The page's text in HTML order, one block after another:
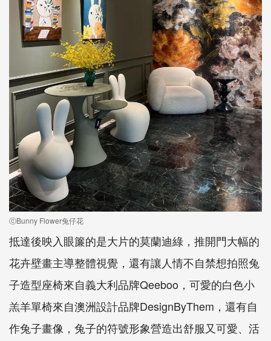
ⓒBunny Flower兔仔花
抵達後映入眼簾的是大片的莫蘭迪綠，推開門大幅的
花卉壁畫主導整體視覺，還有讓人情不自禁想拍照兔
子造型座椅來自義大利品牌Qeeboo，可愛的白色小
羔羊單椅來自澳洲設計品牌DesignByThem，還有自
作兔子畫像，兔子的符號形象營造出舒服又可愛、活